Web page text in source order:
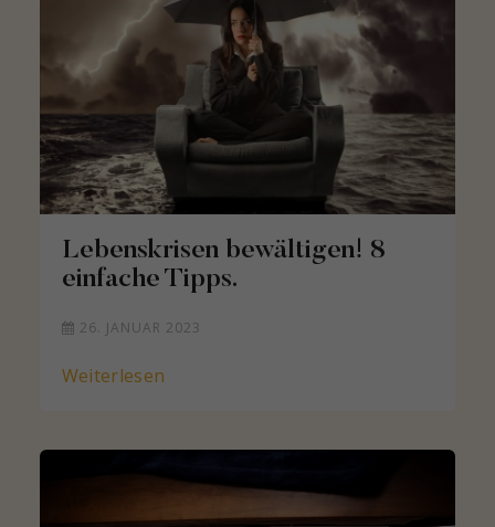
Lebenskrisen bewältigen! 8
einfache Tipps.
26. JANUAR 2023
Weiterlesen